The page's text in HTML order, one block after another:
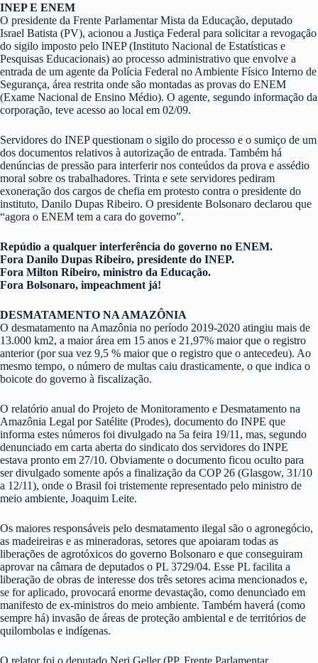
INEP E ENEM
O presidente da Frente Parlamentar Mista da Educação, deputado
Israel Batista (PV), acionou a Justiça Federal para solicitar a revogação
do sigilo imposto pelo INEP (Instituto Nacional de Estatísticas e
Pesquisas Educacionais) ao processo administrativo que envolve a
entrada de um agente da Polícia Federal no Ambiente Físico Interno de
Segurança, área restrita onde são montadas as provas do ENEM
(Exame Nacional de Ensino Médio). O agente, segundo informação da
corporação, teve acesso ao local em 02/09.
Servidores do INEP questionam o sigilo do processo e o sumiço de um
dos documentos relativos à autorização de entrada. Também há
denúncias de pressão para interferir nos conteúdos da prova e assédio
moral sobre os trabalhadores. Trinta e sete servidores pediram
exoneração dos cargos de chefia em protesto contra o presidente do
instituto, Danilo Dupas Ribeiro. O presidente Bolsonaro declarou que
“agora o ENEM tem a cara do governo”.
Repúdio a qualquer interferência do governo no ENEM.
Fora Danilo Dupas Ribeiro, presidente do INEP.
Fora Milton Ribeiro, ministro da Educação.
Fora Bolsonaro, impeachment já!
DESMATAMENTO NA AMAZÔNIA
O desmatamento na Amazônia no período 2019-2020 atingiu mais de
13.000 km2, a maior área em 15 anos e 21,97% maior que o registro
anterior (por sua vez 9,5 % maior que o registro que o antecedeu). Ao
mesmo tempo, o número de multas caiu drasticamente, o que indica o
boicote do governo à fiscalização.
O relatório anual do Projeto de Monitoramento e Desmatamento na
Amazônia Legal por Satélite (Prodes), documento do INPE que
informa estes números foi divulgado na 5a feira 19/11, mas, segundo
denunciado em carta aberta do sindicato dos servidores do INPE
estava pronto em 27/10. Obviamente o documento ficou oculto para
ser divulgado somente após a finalização da COP 26 (Glasgow, 31/10
a 12/11), onde o Brasil foi tristemente representado pelo ministro de
meio ambiente, Joaquim Leite.
Os maiores responsáveis pelo desmatamento ilegal são o agronegócio,
as madeireiras e as mineradoras, setores que apoiaram todas as
liberações de agrotóxicos do governo Bolsonaro e que conseguiram
aprovar na câmara de deputados o PL 3729/04. Esse PL facilita a
liberação de obras de interesse dos três setores acima mencionados e,
se for aplicado, provocará enorme devastação, como denunciado em
manifesto de ex-ministros do meio ambiente. Também haverá (como
sempre há) invasão de áreas de proteção ambiental e de territórios de
quilombolas e indígenas.
O relator foi o deputado Neri Geller (PP, Frente Parlamentar